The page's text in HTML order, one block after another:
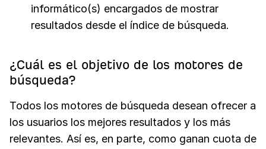
informático(s) encargados de mostrar
resultados desde el índice de búsqueda.
¿Cuál es el objetivo de los motores de
búsqueda?
Todos los motores de búsqueda desean ofrecer a
los usuarios los mejores resultados y los más
relevantes. Así es, en parte, como ganan cuota de